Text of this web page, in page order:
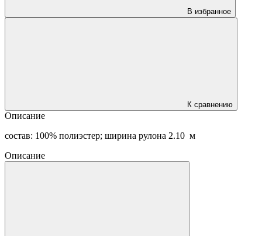
В избранное
К сравнению
Описание
состав: 100% полиэстер; ширина рулона 2.10 м
Описание